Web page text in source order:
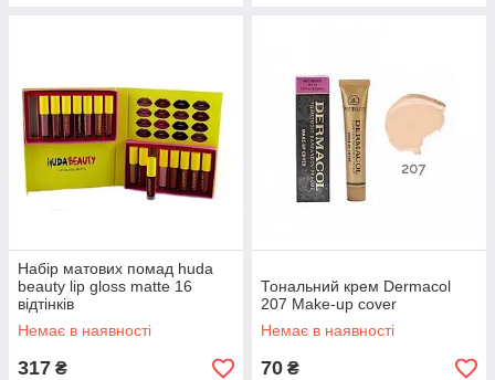
Набір матових помад huda
beauty lip gloss matte 16
відтінків
Немає в наявності
317 ₴
Тональний крем Dermacol
207 Make-up cover
Немає в наявності
70 ₴